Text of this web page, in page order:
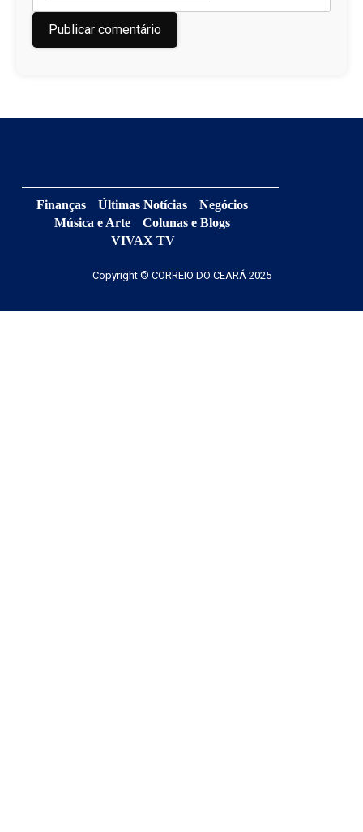
Finanças Últimas Notícias
Negócios
Música e Arte
Colunas e Blogs
VIVAX TV
Copyright © CORREIO DO CEARÁ 2025